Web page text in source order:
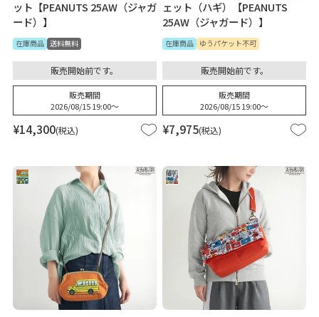
ット【PEANUTS 25AW（ジャガ
ード）】
在庫商品 送料無料
¥14,300 税込
販売開始前です。
販売期間
2026/08/15 19:00〜
ェット（ハギ）【PEANUTS
25AW（ジャガード）】
在庫商品 ゆうパケット不可
¥7,975 税込
販売開始前です。
販売期間
2026/08/15 19:00〜